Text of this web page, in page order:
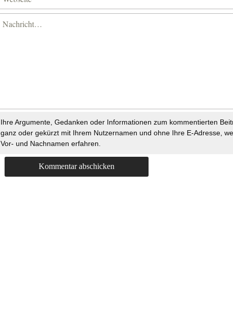
Ihre Argumente, Gedanken oder Informationen zum kommentierten
ganz oder gekürzt mit Ihrem Nutzernamen und ohne Ihre E-Adresse,
Vor- und Nachnamen erfahren.